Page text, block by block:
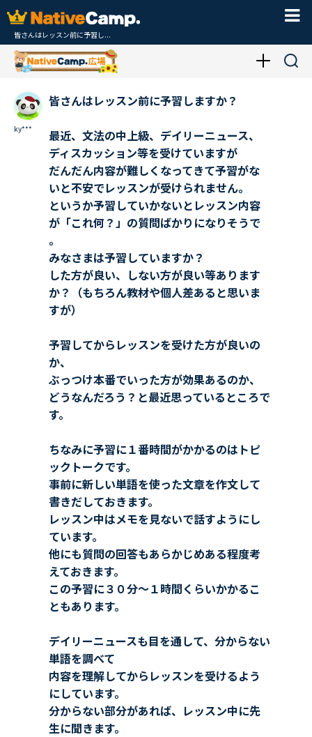
皆さんはレッスン前に予習し...
ky***
皆さんはレッスン前に予習しますか？
最近、文法の中上級、デイリーニュース、
ディスカッション等を受けていますが
だんだん内容が難しくなってきて予習がな
いと不安でレッスンが受けられません。
というか予習していかないとレッスン内容
が「これ何？」の質問ばかりになりそうで
。
みなさまは予習していますか？
した方が良い、しない方が良い等あります
か？（もちろん教材や個人差あると思いま
すが）
予習してからレッスンを受けた方が良いの
か、
ぶっつけ本番でいった方が効果あるのか、
どうなんだろう？と最近思っているところで
す。
ちなみに予習に１番時間がかかるのはトピ
ックトークです。
事前に新しい単語を使った文章を作文して
書きだしておきます。
レッスン中はメモを見ないで話すようにし
ています。
他にも質問の回答もあらかじめある程度考
えておきます。
この予習に３０分〜１時間くらいかかるこ
ともあります。
デイリーニュースも目を通して、分からない
単語を調べて
内容を理解してからレッスンを受けるよう
にしています。
分からない部分があれば、レッスン中に先
生に聞きます。